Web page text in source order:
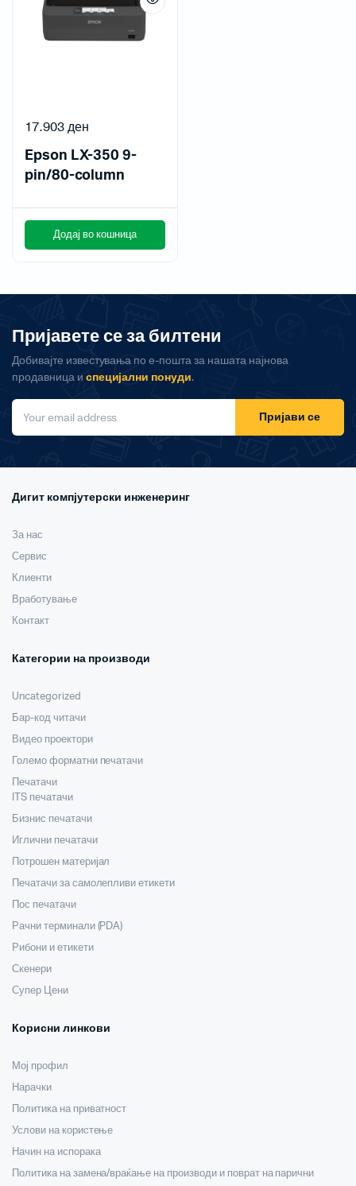
Epson LX-350 9-
pin/80-column
17.903ден
Додај во кошница
Пријавете се за билтени
Добивајте известувања по е-пошта за нашата најнова
продавница и специјални понуди.
Пријави се
Дигит компјутерски инженеринг
За нас
Сервис
Клиенти
Вработување
Контакт
Категории на производи
Uncategorized
Бар-код читачи
Видео проектори
Големо форматни печатачи
Печатачи
ITS печатачи
Бизнис печатачи
Иглични печатачи
Потрошен материјал
Печатачи за самолепливи етикети
Пос печатачи
Рачни терминали (PDA)
Рибони и етикети
Скенери
Супер Цени
Корисни линкови
Мој профил
Нарачки
Политика на приватност
Услови на користење
Начин на испорака
Политика на замена/враќање на производи и поврат на парични